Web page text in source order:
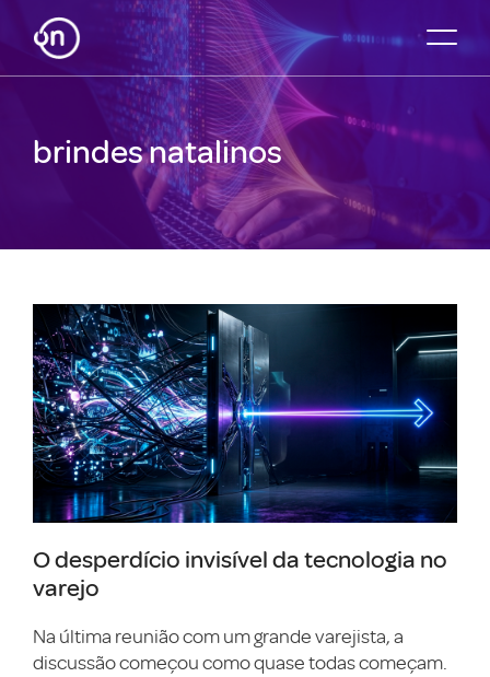
brindes natalinos
O desperdício invisível da tecnologia no
varejo
Na última reunião com um grande varejista, a
discussão começou como quase todas começam.